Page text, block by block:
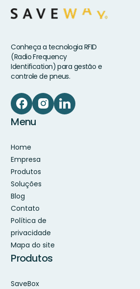
Conheça a tecnologia RFID
(Radio Frequency
Identification) para gestão e
controle de pneus.
Menu
Home
Empresa
Produtos
Soluções
Blog
Contato
Política de
privacidade
Mapa do site
Produtos
SaveBox